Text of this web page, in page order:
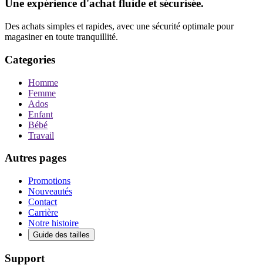
Une expérience d'achat fluide et sécurisée.
Des achats simples et rapides, avec une sécurité optimale pour
magasiner en toute tranquillité.
Categories
Homme
Femme
Ados
Enfant
Bébé
Travail
Autres pages
Promotions
Nouveautés
Contact
Carrière
Notre histoire
Guide des tailles
Support